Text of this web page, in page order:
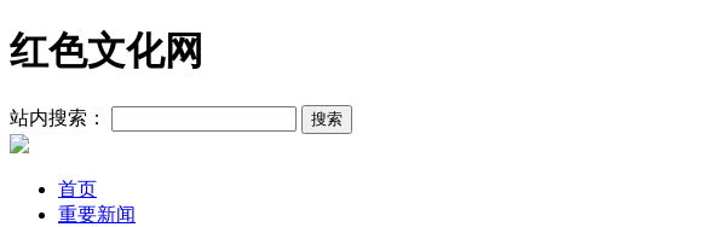
红色文化网
站内搜索：
首页
重要新闻